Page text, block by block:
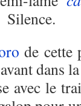
Silence.
de
dans
avec le